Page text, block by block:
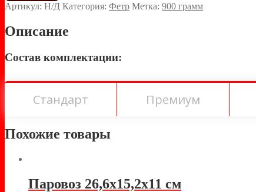
Артикул: Н/Д Категория: Фетр Метка: 900 грамм
Описание
Состав комплектации:
Стандарт Премиум
Похожие товары
Паровоз 26,6х15,2х11 см